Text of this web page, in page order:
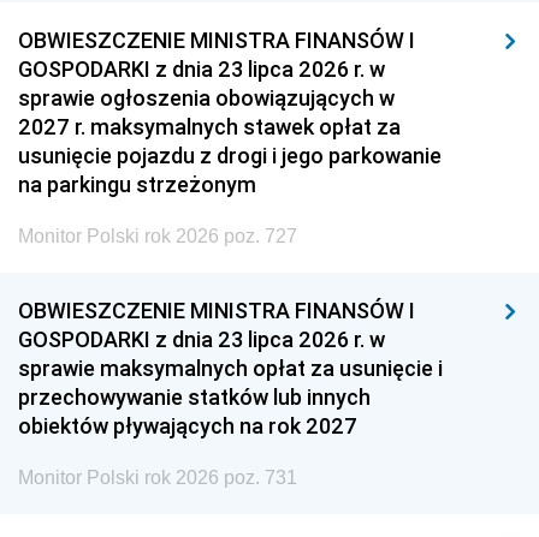
OBWIESZCZENIE MINISTRA FINANSÓW I
GOSPODARKI z dnia 23 lipca 2026 r. w
sprawie ogłoszenia obowiązujących w
2027 r. maksymalnych stawek opłat za
usunięcie pojazdu z drogi i jego parkowanie
na parkingu strzeżonym
Monitor Polski rok 2026 poz. 727
OBWIESZCZENIE MINISTRA FINANSÓW I
GOSPODARKI z dnia 23 lipca 2026 r. w
sprawie maksymalnych opłat za usunięcie i
przechowywanie statków lub innych
obiektów pływających na rok 2027
Monitor Polski rok 2026 poz. 731